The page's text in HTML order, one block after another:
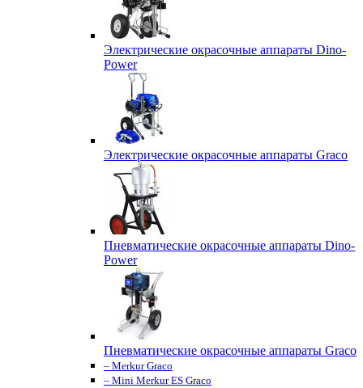
Электрические окрасочные аппараты Dino-
Power
Электрические окрасочные аппараты Graco
Пневматические окрасочные аппараты Dino-
Power
Пневматические окрасочные аппараты Graco
– Merkur Graco
– Mini Merkur ES Graco